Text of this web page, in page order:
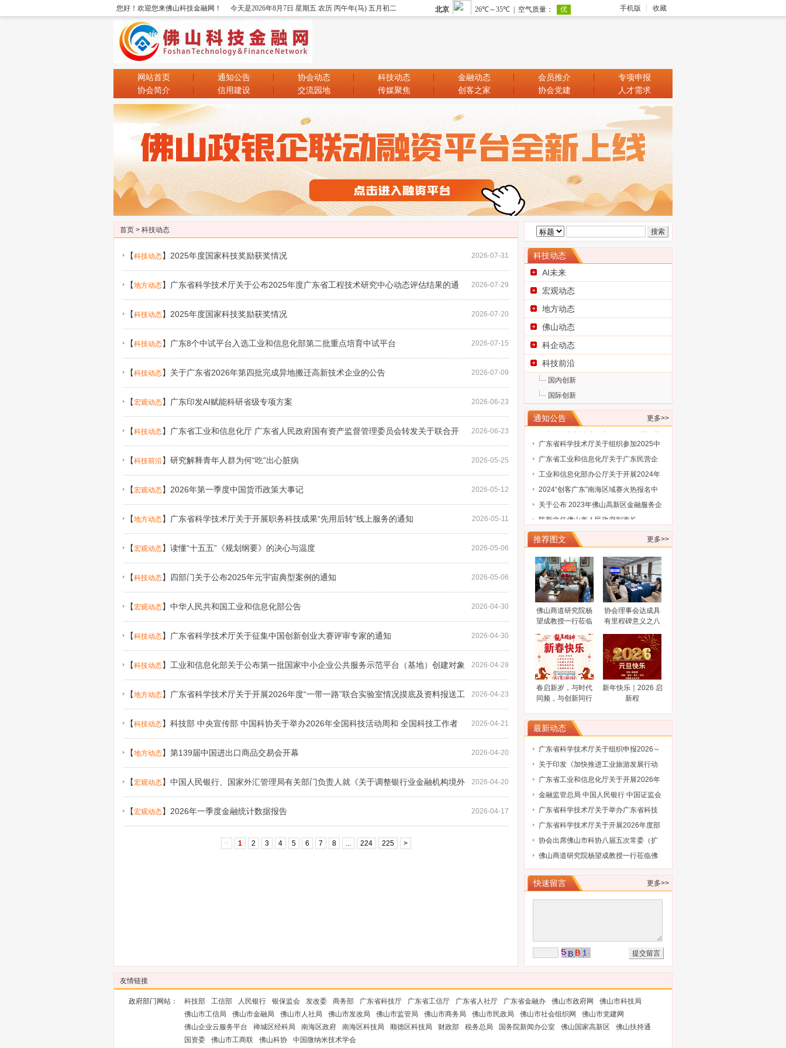
收藏
手机版
您好！欢迎您来佛山科技金融网！ 今天是2026年8月7日 星期五 农历 丙午年(马) 五月初二
网站首页 通知公告 协会动态 科技动态 金融动态 会员推介
专项申报
协会简介
信用建设 交流园地 传媒聚焦 创客之家 协会党建 人才需求
首页 > 科技动态
2026-07-31
【科技动态】 2025年度国家科技奖励获奖情况
2026-07-29
【地方动态】
广东省科学技术厅关于公布2025年度广东省工程技术研究中心动态评估结果的通
知
2026-07-20
【科技动态】 2025年度国家科技奖励获奖情况
2026-07-15
【科技动态】 广东8个中试平台入选工业和信息化部第二批重点培育中试平台
2026-07-09
【科技动态】 关于广东省2026年第四批完成异地搬迁高新技术企业的公告
2026-06-23
【宏观动态】 广东印发AI赋能科研省级专项方案
2026-06-23
【科技动态】
广东省工业和信息化厅 广东省人民政府国有资产监督管理委员会转发关于联合开
展2026年度人形机器人与具身智能实景实训专项行动的通知
2026-05-25
【科技前沿】 研究解释青年人群为何“吃”出心脏病
2026-05-12
【宏观动态】 2026年第一季度中国货币政策大事记
2026-05-11
【地方动态】 广东省科学技术厅关于开展职务科技成果“先用后转”线上服务的通知
2026-05-06
【宏观动态】 读懂“十五五”《规划纲要》的决心与温度
2026-05-06
【科技动态】 四部门关于公布2025年元宇宙典型案例的通知
2026-04-30
【宏观动态】 中华人民共和国工业和信息化部公告
2026-04-30
【科技动态】 广东省科学技术厅关于征集中国创新创业大赛评审专家的通知
2026-04-29
【科技动态】 工业和信息化部关于公布第一批国家中小企业公共服务示范平台（基地）创建对象
名单的通知
2026-04-23
【地方动态】
广东省科学技术厅关于开展2026年度“一带一路”联合实验室情况摸底及资料报送工
作的通知
2026-04-21
【科技动态】 科技部 中央宣传部 中国科协关于举办2026年全国科技活动周和 全国科技工作者
日活动的通知
2026-04-20
【地方动态】 第139届中国进出口商品交易会开幕
2026-04-20
【宏观动态】 中国人民银行、国家外汇管理局有关部门负责人就《关于调整银行业金融机构境外
贷款业务有关事宜的通知》答记者问
2026-04-17
【宏观动态】 2026年一季度金融统计数据报告
< 1 2 3 4 5 6 7 8 ... 224 225 >
科技动态
AI未来
宏观动态
地方动态
佛山动态
科企动态
科技前沿
国内创新
国际创新
更多>>
通知公告
广东省科学技术厅关于征集2025浦江创
关于协会队伍建设的通知（工行）
关于协会队伍建设的通知（奥博信息）
广东省科学技术厅关于征集2025浦江创
新论坛—全球技术转移大会参展项目
广东省科学技术厅关于组织参加2025中
国国际大数据产业博览会的通知
广东省工业和信息化厅关于广东民营企
业家智库成员（第三批）名单的通告
工业和信息化部办公厅关于开展2024年
工业废水循环利用典型案例征集工作的
通知
2024“创客广东”南海区域赛火热报名中
关于公布 2023年佛山高新区金融服务企
业大赛评选结果的通知
陈新文任佛山市人民政府副市长
谋而后动，打非“一击必中”
关于协会队伍建设的通知（工行）
更多>>
推荐图文
佛山商道研究院杨
望成教授一行莅临
会调研指导
协会理事会达成具
有里程碑意义之八
春启新岁，与时代
同频，与创新同行
新年快乐｜2026 启
新程
最新动态
广东省科学技术厅关于组织申报2026～
2027年度省重点领域研发计划“智能机器
人”专项项目的通知
关于印发《加快推进工业旅游发展行动
计划（2026-2030年）》的通知
广东省工业和信息化厅关于开展2026年
省级企业技术中心（第25批）认定的通
知
金融监管总局 中国人民银行 中国证监会
财政部关于健全金融机构治理的实施意
见
广东省科学技术厅关于举办广东省科技
保险后奖补管理办法及2027年广东省科
技与金融结合专项申报指南政策解读培
训会的通知
广东省科学技术厅关于开展2026年度部
级科技型企业孵化器推荐工作的通知
协会出席佛山市科协八届五次常委（扩
大）会议
佛山商道研究院杨望成教授一行莅临佛
山市科技金融协会调研指导
更多>>
快速留言
友情链接
政府部门网站： 科技部 工信部 人民银行 银保监会 发改委 商务部 广东省科技厅 广东省工信厅 广东省人社厅 广东省金融办 佛山市政府网
佛山市科技局
佛山市工信局
佛山市金融局 佛山市人社局 佛山市发改局 佛山市监管局 佛山市商务局 佛山市民政局 佛山市社会组织网
佛山市党建网
佛山企业云服务平台
禅城区经科局 南海区政府 南海区科技局 顺德区科技局 财政部 税务总局 国务院新闻办公室 佛山国家高新区
佛山扶持通
国资委
佛山市工商联 佛山科协 中国微纳米技术学会